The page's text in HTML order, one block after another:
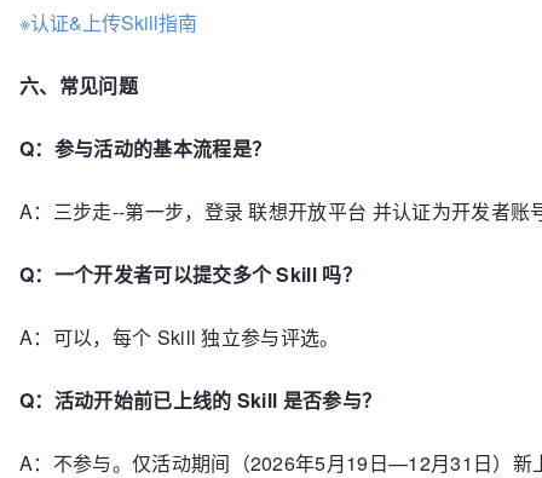
※认证&上传Skill指南
六、常见问题
Q： 参与活动的基本流程是？
A： 三步走--第一步，登录 联想开放平台 并认证为开发者
Q：一个开发者可以提交多个 Skill 吗？
A：可以，每个 Skill 独立参与评选。
Q：活动开始前已上线的 Skill 是否参与？
A：不参与。仅活动期间（2026年5月19日—12月31日）新